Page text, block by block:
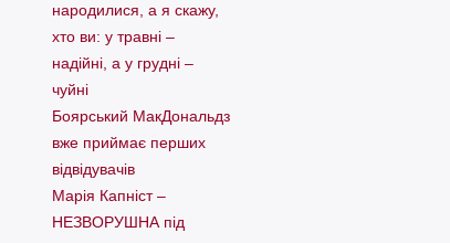
народилися, а я скажу,
хто ви: у травні –
надійні, а у грудні –
чуйні
Боярський МакДональдз
вже приймає перших
відвідувачів
Марія Капніст –
НЕЗВОРУШНА під